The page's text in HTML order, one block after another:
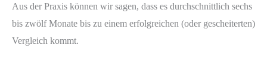
Aus der Praxis können wir sagen, dass es durchschnittlich sechs
bis zwölf Monate bis zu einem erfolgreichen (oder gescheiterten)
Vergleich kommt.